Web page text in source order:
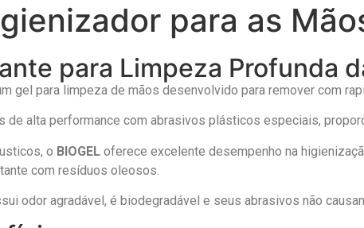
para as
para Limpeza Profunda
gel para limpeza de mãos desenvolvido para remover com
de alta performance com abrasivos plásticos especiais,
o BIOGEL oferece excelente desempenho na
com resíduos oleosos.
odor agradável, é biodegradável e seus abrasivos não